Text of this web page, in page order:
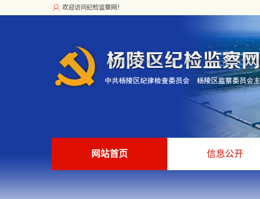
欢迎访问纪检监察网！
网站首页 信息公开